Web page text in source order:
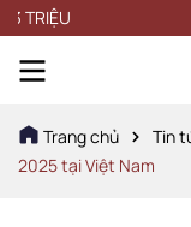
ĐỔI HÀNG
Trang chủ Tin
2025 tại Việt Nam